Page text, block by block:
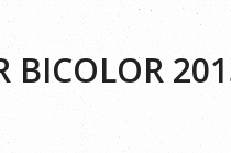
BICOLOR